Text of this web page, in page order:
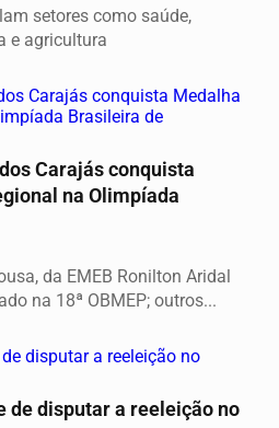
setores como saúde,
e agricultura
Carajás conquista
na Olimpíada
da EMEB Ronilton Aridal
na 18ª OBMEP; outros...
de disputar a reeleição no